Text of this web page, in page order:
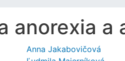
anorexia a
Anna Jakabovičová